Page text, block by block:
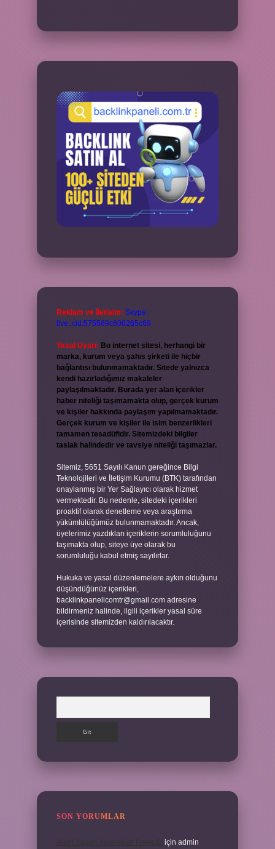
Reklam ve İletişim: Skype:
live:.cid.575569c608265c69
Yasal Uyarı: Bu internet sitesi, herhangi bir
marka, kurum veya şahıs şirketi ile hiçbir
bağlantısı bulunmamaktadır. Sitede yalnızca
kendi hazırladığımız makaleler
paylaşılmaktadır. Burada yer alan içerikler
haber niteliği taşımamakta olup, gerçek kurum
ve kişiler hakkında paylaşım yapılmamaktadır.
Gerçek kurum ve kişiler ile isim benzerlikleri
tamamen tesadüfidir. Sitemizdeki bilgiler
taslak halindedir ve tavsiye niteliği taşımazlar.
Sitemiz, 5651 Sayılı Kanun gereğince Bilgi
Teknolojileri ve İletişim Kurumu (BTK) tarafından
onaylanmış bir Yer Sağlayıcı olarak hizmet
vermektedir. Bu nedenle, sitedeki içerikleri
proaktif olarak denetleme veya araştırma
yükümlülüğümüz bulunmamaktadır. Ancak,
üyelerimiz yazdıkları içeriklerin sorumluluğunu
taşımakta olup, siteye üye olarak bu
sorumluluğu kabul etmiş sayılırlar.
Hukuka ve yasal düzenlemelere aykırı olduğunu
düşündüğünüz içerikleri,
backlinkpanelicomtr@gmail.com adresine
bildirmeniz halinde, ilgili içerikler yasal süre
içerisinde sitemizden kaldırılacaktır.
SON YORUMLAR
Alerji Yapan Yiyecekler Nelerdir için admin